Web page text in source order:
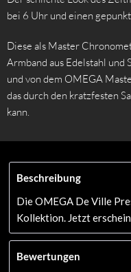
bei 6 Uhr und einen
Diese als Master
Armband aus Edelstahl und
und von dem OMEGA
das durch den kratzfesten
kann.
Beschreibung
Die OMEGA De Ville
Kollektion. Jetzt
Bewertungen